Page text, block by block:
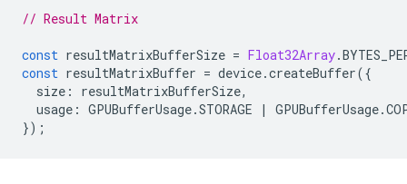
// Result Matrix
const resultMatrixBufferSize = Float32Array.
const resultMatrixBuffer = device.createBuffer({
size : resultMatrixBufferSize,
usage : GPUBufferUsage.STORAGE | GPUBufferUsage.
});